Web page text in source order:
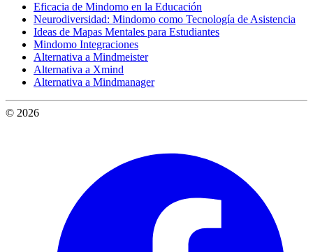
Eficacia de Mindomo en la Educación
Neurodiversidad: Mindomo como Tecnología de Asistencia
Ideas de Mapas Mentales para Estudiantes
Mindomo Integraciones
Alternativa a Mindmeister
Alternativa a Xmind
Alternativa a Mindmanager
© 2026